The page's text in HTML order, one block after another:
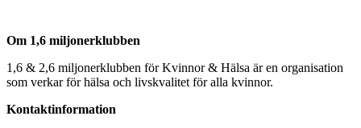
Om 1,6 miljonerklubben
1,6 & 2,6 miljonerklubben för Kvinnor & Hälsa är en organisation
som verkar för hälsa och livskvalitet för alla kvinnor.
Kontaktinformation